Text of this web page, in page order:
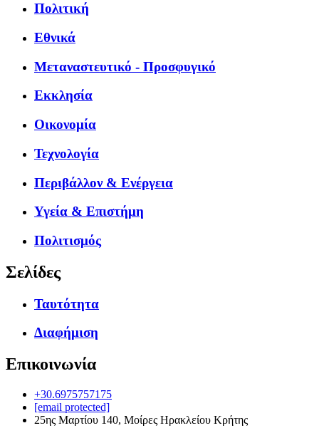
Πολιτική
Εθνικά
Μεταναστευτικό - Προσφυγικό
Εκκλησία
Οικονομία
Τεχνολογία
Περιβάλλον & Ενέργεια
Υγεία & Επιστήμη
Πολιτισμός
Σελίδες
Ταυτότητα
Διαφήμιση
Επικοινωνία
+30.6975757175
[email protected]
25ης Μαρτίου 140, Μοίρες Ηρακλείου Κρήτης